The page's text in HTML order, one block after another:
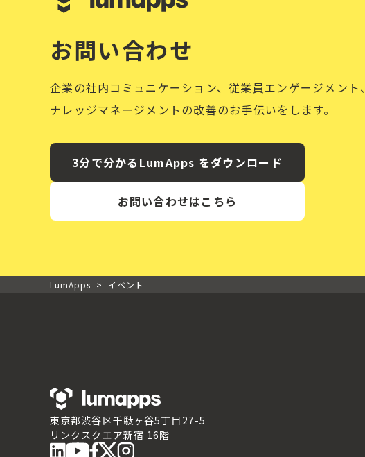
お問い合わせ
企業の社内コミュニケーション、従業員エンゲージメント、
ナレッジマネージメントの改善のお手伝いをします。
3分で分かるLumApps をダウンロード
お問い合わせはこちら
LumApps > イベント
東京都渋谷区千駄ヶ谷5丁目27-5
リンクスクエア新宿 16階